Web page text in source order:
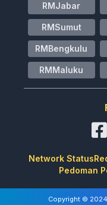
RMJabar
RMSumut
RMBengkulu
RMMaluku
Network Status
Pedoman
Copyright ©